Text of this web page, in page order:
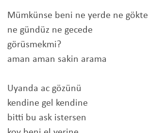
Mümkünse beni ne yerde ne gökte
ne gündüz ne gecede
görüsmekmi?
aman aman sakin arama
Uyanda ac gözünü
kendine gel kendine
bitti bu ask istersen